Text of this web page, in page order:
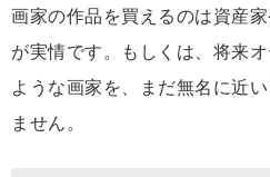
画家の作品を買えるのは資産
が実情です。もしくは、将来
ような画家を、まだ無名に近
ません。